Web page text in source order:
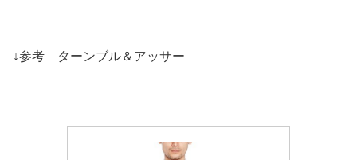
↓参考 ターンブル＆アッサー